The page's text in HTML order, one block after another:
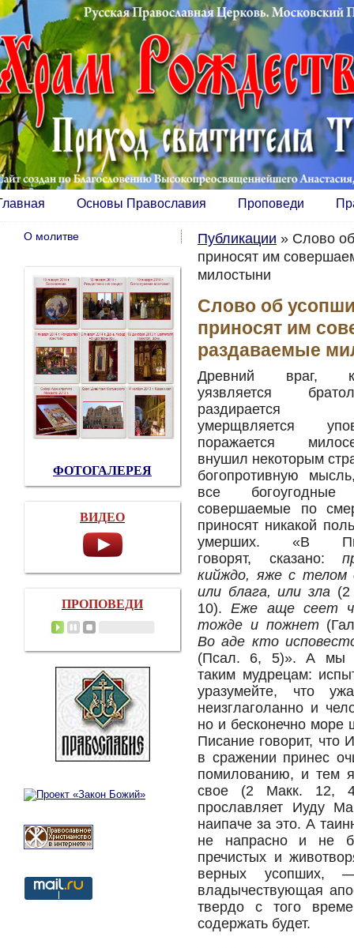
Основы Православия Проповеди
Публикации » Слово
приносят им
милостыни
Слово об
приносят им
раздаваемые
Древний враг,
уязвляется
раздирается
умерщвляется
поражается
внушил некоторым
богопротивную
все
совершаемые по
приносят никакой
умерших. «В
говорят, сказано:
кийждо, яже с телом
или блага, или зла
10).Еже аще сеет
тожде и пожнет
Во аде кто
(Псал. 6, 5)». А мы
таким мудрецам:
уразумейте, что
неизглаголанно и
но и бесконечно
Писание говорит, что
в сражении принес
помилованию, и тем
свое (2 Макк. 12,
прославляет Иуду
наипаче за это. А
не напрасно и не
пречистых и
верных
владычествующая
твердо с того
содержать будет.
О молитве
ФОТОГАЛЕРЕЯ
ВИДЕО
ПРОПОВЕДИ